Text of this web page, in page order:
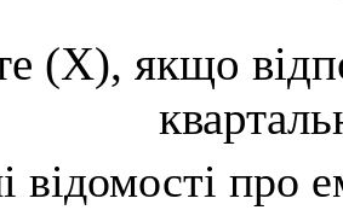
(Х), якщо
відомості про